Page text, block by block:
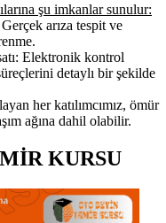
şu imkanlar sunulur:
arıza tespit ve
Elektronik kontrol
detaylı bir şekilde
her katılımcımız, ömür
ağına dahil olabilir.
KURSU